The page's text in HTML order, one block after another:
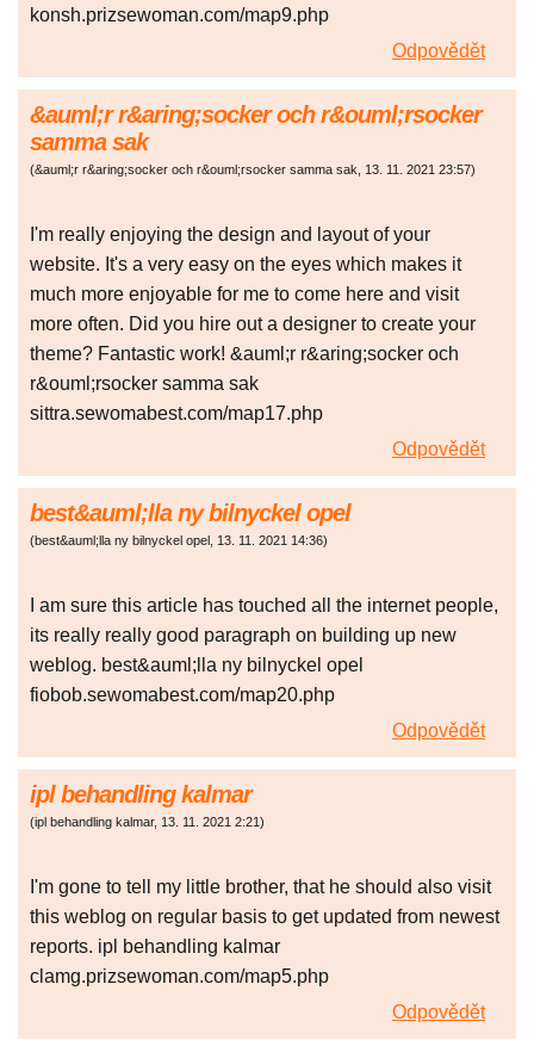
konsh.prizsewoman.com/map9.php
Odpovědět
&auml;r r&aring;socker och r&ouml;rsocker
samma sak
(&auml;r r&aring;socker och r&ouml;rsocker samma sak, 13. 11. 2021 23:57)
I'm really enjoying the design and layout of your
website. It's a very easy on the eyes which makes it
much more enjoyable for me to come here and visit
more often. Did you hire out a designer to create your
theme? Fantastic work! &auml;r r&aring;socker och
r&ouml;rsocker samma sak
sittra.sewomabest.com/map17.php
Odpovědět
best&auml;lla ny bilnyckel opel
(best&auml;lla ny bilnyckel opel , 13. 11. 2021 14:36)
I am sure this article has touched all the internet people,
its really really good paragraph on building up new
weblog. best&auml;lla ny bilnyckel opel
fiobob.sewomabest.com/map20.php
Odpovědět
ipl behandling kalmar
(ipl behandling kalmar, 13. 11. 2021 2:21)
I'm gone to tell my little brother, that he should also visit
this weblog on regular basis to get updated from newest
reports. ipl behandling kalmar
clamg.prizsewoman.com/map5.php
Odpovědět